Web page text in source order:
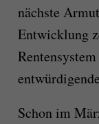
nächste
Entwicklung
Schon im